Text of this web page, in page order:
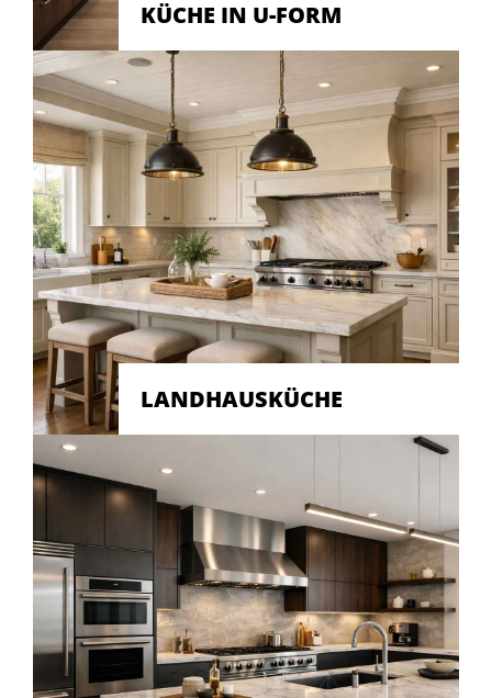
KÜCHE IN U-FORM
LANDHAUSKÜCHE